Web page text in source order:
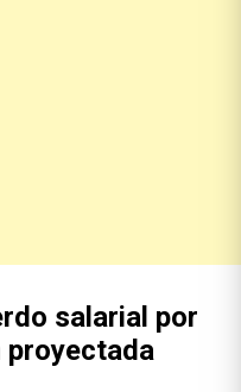
salarial por
proyectada